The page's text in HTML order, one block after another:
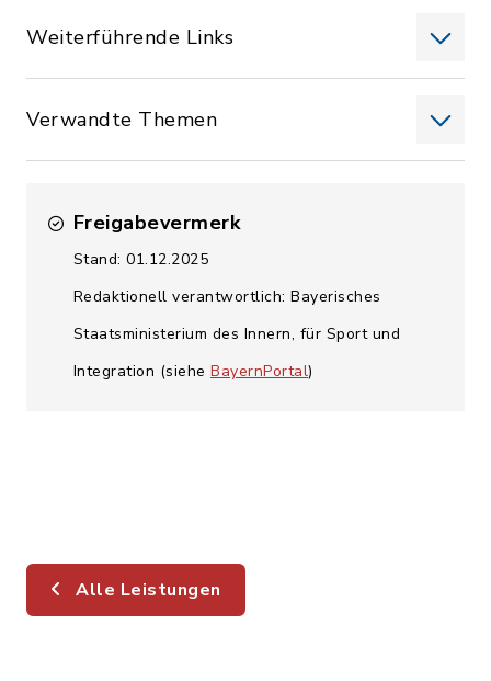
Weiterführende Links
Verwandte Themen
Freigabevermerk
Stand: 01.12.2025
Redaktionell verantwortlich: Bayerisches
Staatsministerium des Innern, für Sport und
Integration (siehe BayernPortal)
Alle Leistungen